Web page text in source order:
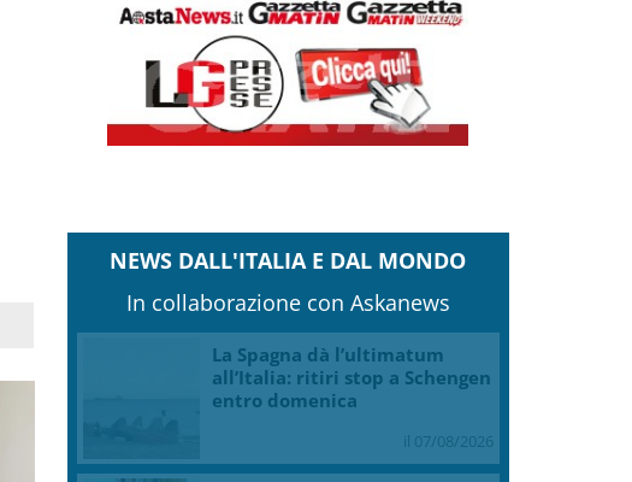
NEWS DALL'ITALIA E DAL MONDO
In collaborazione con Askanews
La Spagna dà l’ultimatum
all’Italia: ritiri stop a Schengen
entro domenica
il 07/08/2026